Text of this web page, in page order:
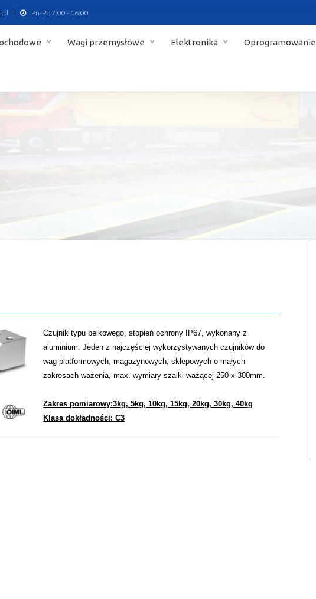
Pn-Pt: 7:00 - 16:00
Wagi przemysłowe Elektronika Oprogramowanie
Czujnik typu belkowego, stopień ochrony IP67, wykonany z
aluminium. Jeden z najczęściej wykorzystywanych czujników do
wag platformowych, magazynowych, sklepowych o małych
zakresach ważenia, max. wymiary szalki ważącej 250 x 300mm.
Zakres pomiarowy:3kg, 5kg, 10kg, 15kg, 20kg, 30kg, 40kg
Klasa dokładności:C3